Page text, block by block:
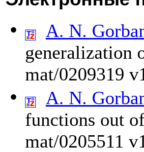
A. N.
generalization
mat/0209319
A. N.
functions out
mat/0205511